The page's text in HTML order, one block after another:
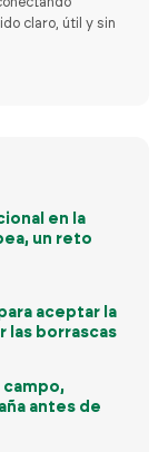
claro, útil y sin
en la
un reto
aceptar la
las borrascas
campo,
antes de